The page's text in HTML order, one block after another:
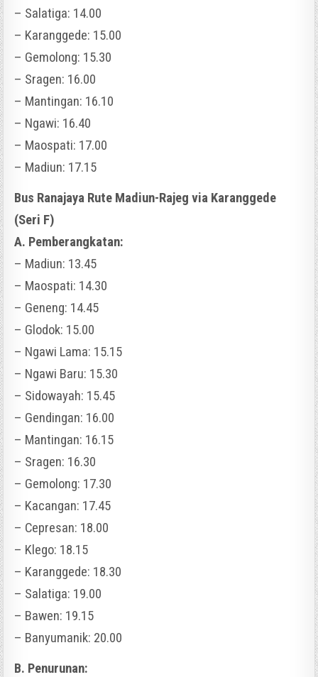
– Salatiga: 14.00
– Karanggede: 15.00
– Gemolong: 15.30
– Sragen: 16.00
– Mantingan: 16.10
– Ngawi: 16.40
– Maospati: 17.00
– Madiun: 17.15
Bus Ranajaya Rute Madiun-Rajeg via Karanggede
(Seri F)
A. Pemberangkatan:
– Madiun: 13.45
– Maospati: 14.30
– Geneng: 14.45
– Glodok: 15.00
– Ngawi Lama: 15.15
– Ngawi Baru: 15.30
– Sidowayah: 15.45
– Gendingan: 16.00
– Mantingan: 16.15
– Sragen: 16.30
– Gemolong: 17.30
– Kacangan: 17.45
– Cepresan: 18.00
– Klego: 18.15
– Karanggede: 18.30
– Salatiga: 19.00
– Bawen: 19.15
– Banyumanik: 20.00
B. Penurunan: